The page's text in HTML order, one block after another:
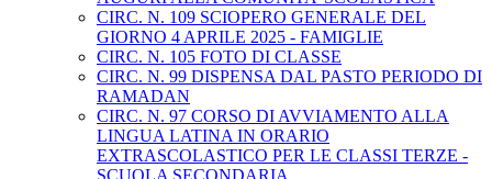
CIRC. N. 109 SCIOPERO GENERALE DEL
GIORNO 4 APRILE 2025 - FAMIGLIE
CIRC. N. 105 FOTO DI CLASSE
CIRC. N. 99 DISPENSA DAL PASTO PERIODO DI
RAMADAN
CIRC. N. 97 CORSO DI AVVIAMENTO ALLA
LINGUA LATINA IN ORARIO
EXTRASCOLASTICO PER LE CLASSI TERZE -